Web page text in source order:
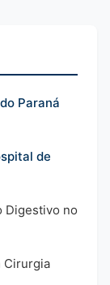
Paraná
de
Digestivo no
Cirurgia